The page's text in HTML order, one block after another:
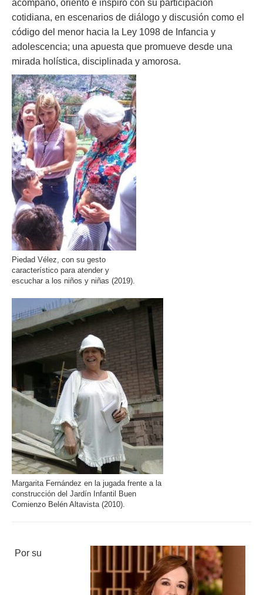
acompañó, orientó e inspiró con su participación
cotidiana, en escenarios de diálogo y discusión como el
código del menor hacia la Ley 1098 de Infancia y
adolescencia; una apuesta que promueve desde una
mirada holística, disciplinada y amorosa.
Piedad Vélez, con su gesto
característico para atender y
escuchar a los niños y niñas (2019).
Margarita Fernández en la jugada frente a la
construcción del Jardín Infantil Buen
Comienzo Belén Altavista (2010).
Por su